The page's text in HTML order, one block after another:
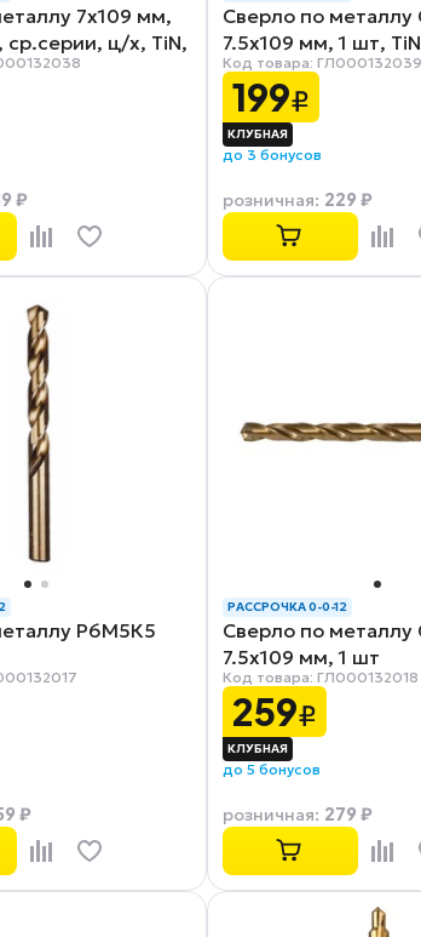
7x109 мм,
ср.серии, ц/х, TiN,
₽
Сверло по металлу
7.5x109 мм, 1 шт,
Код товара: ГЛ000132039
199₽
до 3 бонусов
розничная: 229 ₽
Р6М5К5
₽
РАССРОЧКА 0-0-12
Сверло по металлу
7.5x109 мм, 1 шт
Код товара: ГЛ000132018
259₽
до 5 бонусов
розничная: 279 ₽